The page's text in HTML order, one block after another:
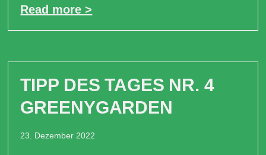
Read more >
TIPP DES TAGES NR. 4
GREENYGARDEN
23. Dezember 2022